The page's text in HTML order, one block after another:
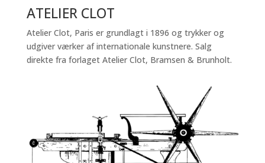
ATELIER CLOT
Atelier Clot, Paris er grundlagt i 1896 og trykker og
udgiver værker af internationale kunstnere. Salg
direkte fra forlaget Atelier Clot, Bramsen & Brunholt.